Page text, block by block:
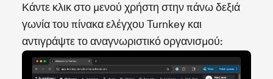
Κάντε κλικ στο μενού χρήστη στην πάνω δεξιά
γωνία του πίνακα ελέγχου Turnkey και
αντιγράψτε το αναγνωριστικό οργανισμού: